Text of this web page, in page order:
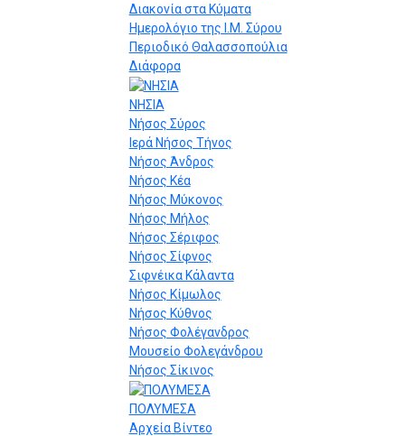
Διακονία στα Κύματα
Ημερολόγιο της Ι.Μ. Σύρου
Περιοδικό Θαλασσοπούλια
Διάφορα
ΝΗΣΙΑ
Νήσος Σύρος
Ιερά Νήσος Τήνος
Νήσος Άνδρος
Νήσος Κέα
Νήσος Μύκονος
Νήσος Μήλος
Νήσος Σέριφος
Νήσος Σίφνος
Σιφνέικα Κάλαντα
Νήσος Κίμωλος
Νήσος Κύθνος
Νήσος Φολέγανδρος
Μουσείο Φολεγάνδρου
Νήσος Σίκινος
ΠΟΛΥΜΕΣΑ
Αρχεία Βίντεο